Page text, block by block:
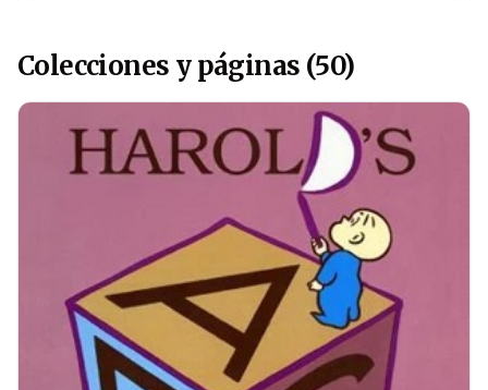
Colecciones y páginas (50)